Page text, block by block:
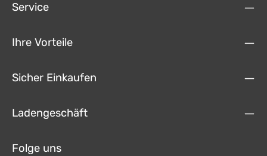
Service
Ihre Vorteile
Sicher Einkaufen
Ladengeschäft
Folge uns